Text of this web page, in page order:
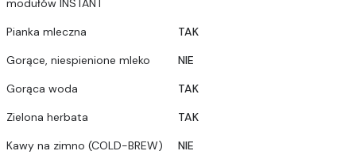
modułów INSTANT
Pianka mleczna
TAK
Gorące, niespienione mleko
NIE
Gorąca woda
TAK
Zielona herbata
TAK
Kawy na zimno (COLD-BREW)
NIE